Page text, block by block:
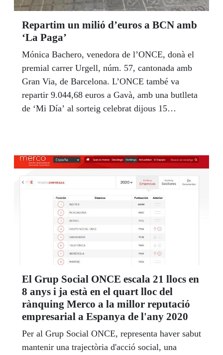
Repartim un milió d’euros a BCN amb
‘La Paga’
Mónica Bachero, venedora de l’ONCE, donà el
premial carrer Urgell, núm. 57, cantonada amb
Gran Via, de Barcelona. L’ONCE també va
repartir 9.044,68 euros a Gavà, amb una butlleta
de ‘Mi Día’ al sorteig celebrat dijous 15
l'Organització, és qui va portar la sort a Gavà.
El Grup Social ONCE escala 21 llocs en
8 anys i ja està en el quart lloc del
rànquing Merco a la millor reputació
empresarial a Espanya de l'any 2020
Per al Grup Social ONCE, representa haver sabut
mantenir una trajectòria d'acció social, una